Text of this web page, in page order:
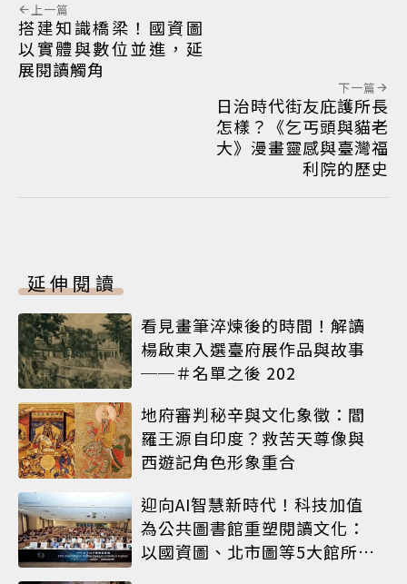
上一篇
搭建知識橋梁！國資圖
以實體與數位並進，延
展閱讀觸角
下一篇
日治時代街友庇護所長
怎樣？《乞丐頭與貓老
大》漫畫靈感與臺灣福
利院的歷史
延伸閱讀
看見畫筆淬煉後的時間！解讀
楊啟東入選臺府展作品與故事
──＃名單之後 202
地府審判秘辛與文化象徵：閻
羅王源自印度？救苦天尊像與
西遊記角色形象重合
迎向AI智慧新時代！科技加值
為公共圖書館重塑閱讀文化：
以國資圖、北市圖等5大館所為